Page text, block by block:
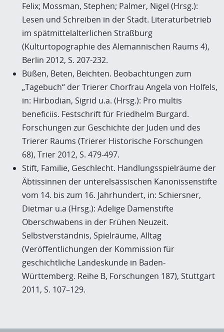
Felix; Mossman, Stephen; Palmer, Nigel (Hrsg.):
Lesen und Schreiben in der Stadt. Literaturbetrieb
im spätmittelalterlichen Straßburg
(Kulturtopographie des Alemannischen Raums 4),
Berlin 2012, S. 207-232.
Büßen, Beten, Beichten. Beobachtungen zum
„Tagebuch“ der Trierer Chorfrau Angela von Holfels,
in: Hirbodian, Sigrid u.a. (Hrsg.): Pro multis
beneficiis. Festschrift für Friedhelm Burgard.
Forschungen zur Geschichte der Juden und des
Trierer Raums (Trierer Historische Forschungen
68), Trier 2012, S. 479-497.
Stift, Familie, Geschlecht. Handlungsspielräume der
Äbtissinnen der unterelsässischen Kanonissenstifte
vom 14. bis zum 16. Jahrhundert, in: Schiersner,
Dietmar u.a (Hrsg.): Adelige Damenstifte
Oberschwabens in der Frühen Neuzeit.
Selbstverständnis, Spielräume, Alltag
(Veröffentlichungen der Kommission für
geschichtliche Landeskunde in Baden-
Württemberg. Reihe B, Forschungen 187), Stuttgart
2011, S. 107–129.